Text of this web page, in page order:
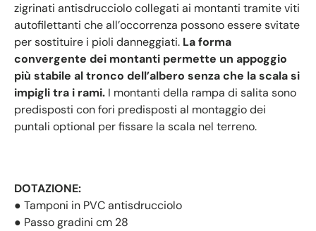
zigrinati antisdrucciolo collegati ai montanti tramite viti
autofilettanti che all’occorrenza possono essere svitate
per sostituire i pioli danneggiati. La forma
convergente dei montanti permette un appoggio
più stabile al tronco dell’albero senza che la scala si
impigli tra i rami. I montanti della rampa di salita sono
predisposti con fori predisposti al montaggio dei
puntali optional per fissare la scala nel terreno.
DOTAZIONE:
● Tamponi in PVC antisdrucciolo
● Passo gradini cm 28